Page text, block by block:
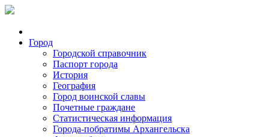
Город
Городской справочник
Паспорт города
История
География
Город воинской славы
Почетные граждане
Статистическая информация
Города-побратимы Архангельска